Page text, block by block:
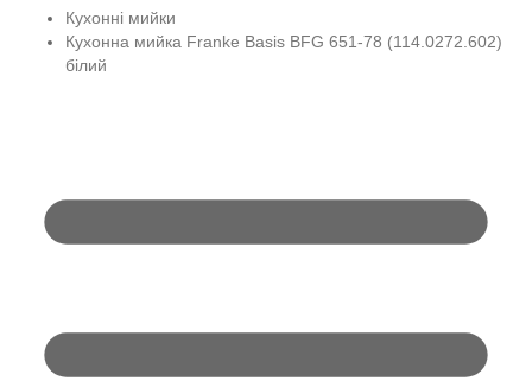
Кухонні мийки
Кухонна мийка Franke Basis BFG 651-78 (114.0272.602)
білий